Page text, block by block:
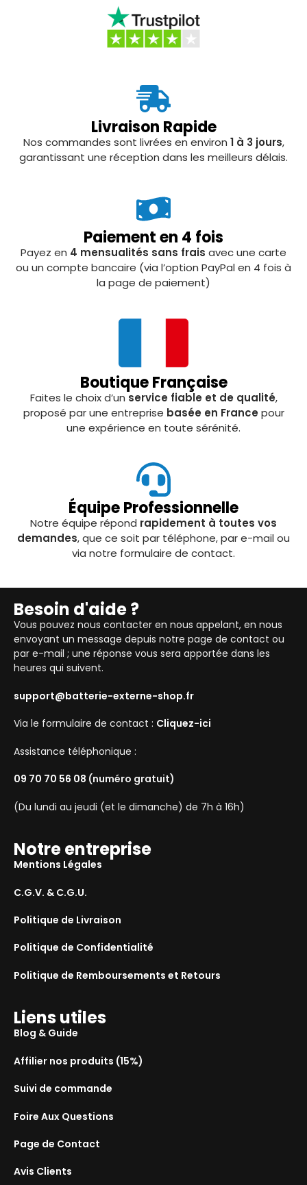
Livraison Rapide
Nos commandes sont livrées en environ 1 à 3 jours,
garantissant une réception dans les meilleurs délais.
Paiement en 4 fois
Payez en 4 mensualités sans frais avec une carte
ou un compte bancaire (via l’option PayPal en 4 fois à
la page de paiement)
Boutique Française
Faites le choix d’un service fiable et de qualité,
proposé par une entreprise basée en Francepour
une expérience en toute sérénité.
Équipe Professionnelle
Notre équipe répond rapidement à toutes vos
demandes, que ce soit par téléphone, par e-mail ou
via notre formulaire de contact.
Besoin d'aide ?
Vous pouvez nous contacter en nous appelant, en nous
envoyant un message depuis notre page de contact ou
par e-mail ; une réponse vous sera apportée dans les
heures qui suivent.
support@batterie-externe-shop.fr
Via le formulaire de contact : Cliquez-ici
Assistance téléphonique :
09 70 70 56 08 (numéro gratuit)
(Du lundi au jeudi (et le dimanche) de 7h à 16h)
Notre entreprise
Mentions Légales
C.G.V. & C.G.U.
Politique de Livraison
Politique de Confidentialité
Politique de Remboursements et Retours
Liens utiles
Blog & Guide
Affilier nos produits (15%)
Suivi de commande
Foire Aux Questions
Page de Contact
Avis Clients